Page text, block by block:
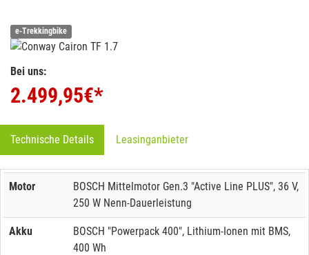
e-Trekkingbike
Bei uns:
2.499,95€*
Technische Details Leasinganbieter
Motor
BOSCH Mittelmotor Gen.3 "Active Line PLUS", 36 V,
250 W Nenn-Dauerleistung
Akku
BOSCH "Powerpack 400", Lithium-Ionen mit BMS,
400 Wh